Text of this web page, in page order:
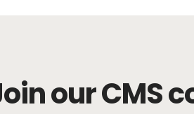
our CMS